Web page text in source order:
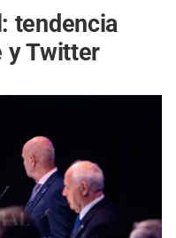
tendencia
y Twitter